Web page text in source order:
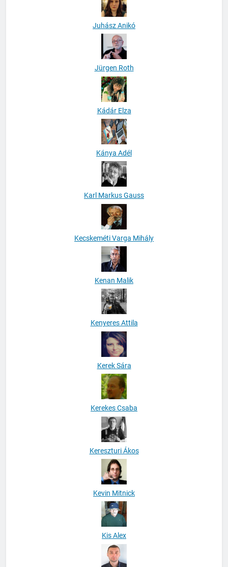
Juhász Anikó
Jürgen Roth
Kádár Elza
Kánya Adél
Karl Markus Gauss
Kecskeméti Varga Mihály
Kenan Malik
Kenyeres Attila
Kerek Sára
Kerekes Csaba
Kereszturi Ákos
Kevin Mitnick
Kis Alex